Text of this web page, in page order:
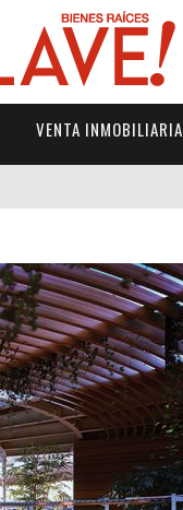
VENTA INMOBILIARIA